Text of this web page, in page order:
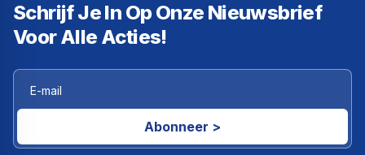
Schrijf Je In Op Onze Nieuwsbrief
Voor Alle Acties!
Abonneer >